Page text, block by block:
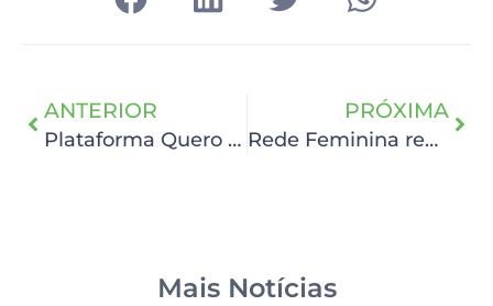
ANTERIOR
Plataforma Quero Impactar incentiva doações para o HCP
PRÓXIMA
Rede Feminina realiza Chá Beneficente em prol do HCP
Mais Notícias